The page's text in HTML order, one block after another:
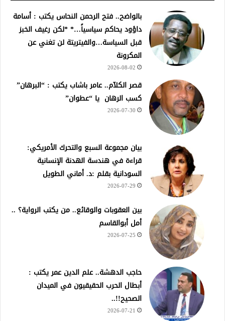
بالواضح.. فتح الرحمن النحاس يكتب : أسامة
داؤود يحاكم سياسياً…* *لكن رغيف الخبز
قبل السياسة…والفيتريتة لن تغني عن
المكرونة
2026-08-02
قصر الكلآم.. عامر باشاب يكتب : “البرهان”
كسب الرهان يا “عطوان”
2026-07-30
بيان مجموعة السبع والتحرك الأمريكي:
قراءة في هندسة الهدنة الإنسانية
السودانية بقلم :د. أماني الطويل
2026-07-29
بين العقوبات والوقائع.. من يكتب الرواية؟ ..
أمل أبوالقاسم
2026-07-25
حاجب الدهشة.. علم الدين عمر يكتب :
أبطال الحرب الحقيقيون في الميدان
الصحيح!!..
2026-07-21